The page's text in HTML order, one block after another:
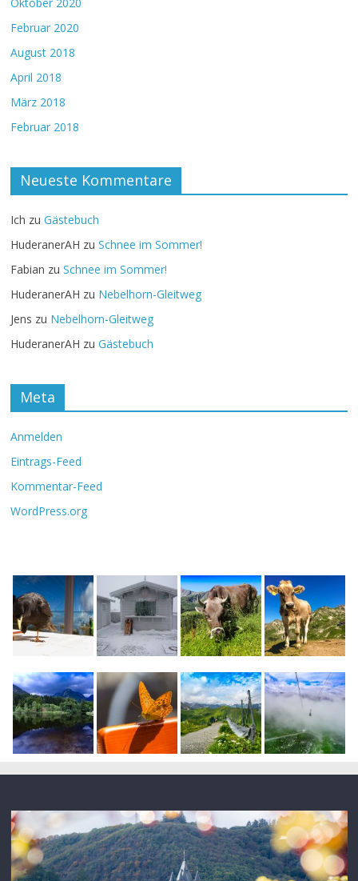
Oktober 2020
Februar 2020
August 2018
April 2018
März 2018
Februar 2018
Neueste Kommentare
Ich zuGästebuch
HuderanerAH zuSchnee im Sommer!
Fabian zuSchnee im Sommer!
HuderanerAH zu Nebelhorn-Gleitweg
Jens zu Nebelhorn-Gleitweg
HuderanerAH zuGästebuch
Meta
Anmelden
Eintrags-Feed
Kommentar-Feed
WordPress.org